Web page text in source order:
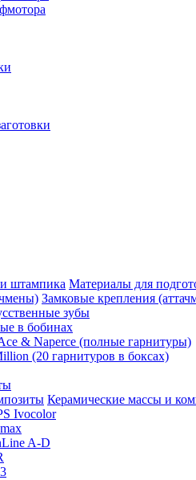
Материалы для
Замковые крепления
зубы
в бобинах
& Naperce (полные гарнитуры)
(20 гарнитуров в боксах)
Керамические массы и
Ivocolor
A-D